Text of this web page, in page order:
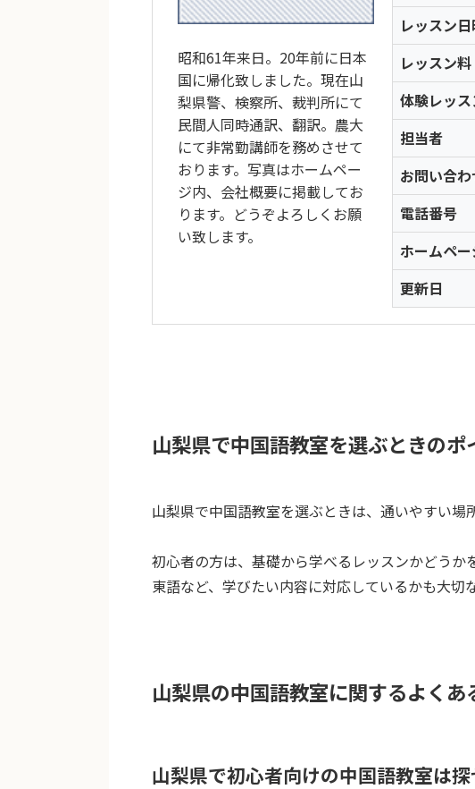
昭和61年来日。20年前に日本
国に帰化致しました。現在山
梨県警、検察所、裁判所にて
民間人同時通訳、翻訳。農大
にて非常勤講師を務めさせて
おります。写真はホームペー
ジ内、会社概要に掲載してお
ります。どうぞよろしくお願
い致します。
レッスン
レッスン料
体験レッ
担当者
お問い合わ
電話番号
ホームペ
更新日
山梨県で中国語教室を選ぶときのポ
山梨県で中国語教室を選ぶときは、通いやすい
初心者の方は、基礎から学べるレッスンかどう
東語など、学びたい内容に対応しているかも大切
山梨県の中国語教室に関するよくあ
山梨県で初心者向けの中国語教室は探